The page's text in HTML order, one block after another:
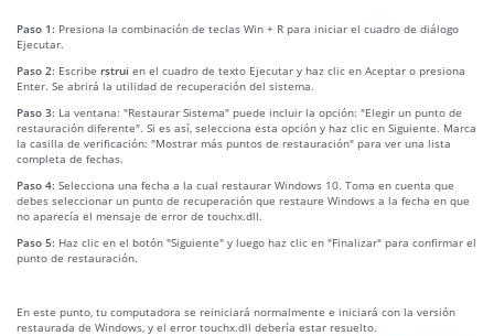
Paso 1: Presiona la combinación de teclas Win + R para iniciar el cuadro de diálogo
Ejecutar.
Paso 2: Escribe rstrui en el cuadro de texto Ejecutar y haz clic en Aceptar o presiona
Enter. Se abrirá la utilidad de recuperación del sistema.
Paso 3: La ventana: "Restaurar Sistema" puede incluir la opción: "Elegir un punto de
restauración diferente". Si es así, selecciona esta opción y haz clic en Siguiente. Marca
la casilla de verificación: "Mostrar más puntos de restauración" para ver una lista
completa de fechas.
Paso 4: Selecciona una fecha a la cual restaurar Windows 10. Toma en cuenta que
debes seleccionar un punto de recuperación que restaure Windows a la fecha en que
no aparecía el mensaje de error de touchx.dll.
Paso 5: Haz clic en el botón "Siguiente" y luego haz clic en "Finalizar" para confirmar el
punto de restauración.
En este punto, tu computadora se reiniciará normalmente e iniciará con la versión
restaurada de Windows, y el error touchx.dll debería estar resuelto.